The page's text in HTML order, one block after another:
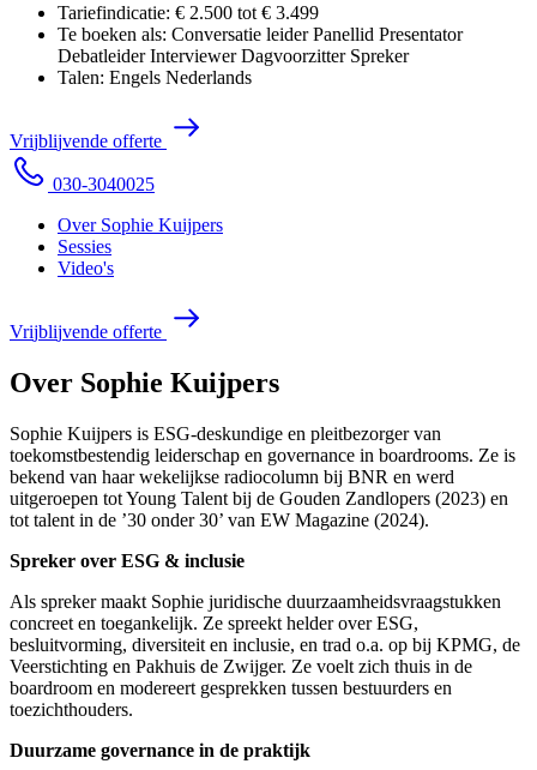
Tariefindicatie: € 2.500 tot € 3.499
Te boeken als: Conversatie leiderPanellid Presentator
DebatleiderInterviewerDagvoorzitter Spreker
Talen: Engels Nederlands
Vrijblijvende offerte
030-3040025
Over Sophie Kuijpers
Sessies
Video's
Vrijblijvende offerte
Over Sophie Kuijpers
Sophie Kuijpers is ESG-deskundige en pleitbezorger van
toekomstbestendig leiderschap en governance in boardrooms. Ze is
bekend van haar wekelijkse radiocolumn bij BNR en werd
uitgeroepen tot Young Talent bij de Gouden Zandlopers (2023) en
tot talent in de ’30 onder 30’ van EW Magazine (2024).
Spreker over ESG & inclusie
Als spreker maakt Sophie juridische duurzaamheidsvraagstukken
concreet en toegankelijk. Ze spreekt helder over ESG,
besluitvorming, diversiteit en inclusie, en trad o.a. op bij KPMG, de
Veerstichting en Pakhuis de Zwijger. Ze voelt zich thuis in de
boardroom en modereert gesprekken tussen bestuurders en
toezichthouders.
Duurzame governance in de praktijk